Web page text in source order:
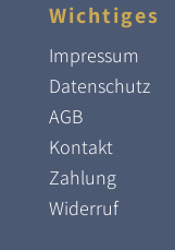
Wichtiges
Impressum
Datenschutz
AGB
Kontakt
Zahlung
Widerruf